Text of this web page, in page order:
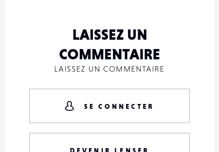
LAISSEZ UN
COMMENTAIRE
LAISSEZ UN COMMENTAIRE
SE CONNECTER